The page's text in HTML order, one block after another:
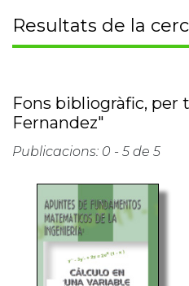
Resultats de la
Fons bibliogràfic, per
Fernandez"
Publicacions: 0 - 5 de 5